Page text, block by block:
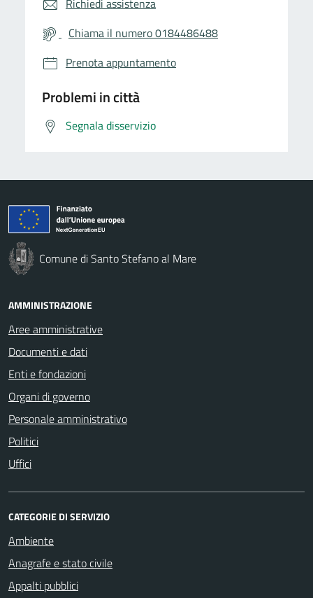
Chiama il numero 0184486488
Prenota appuntamento
Problemi in città
Segnala disservizio
Comune di Santo Stefano al Mare
AMMINISTRAZIONE
Aree amministrative
Documenti e dati
Enti e fondazioni
Organi di governo
Personale amministrativo
Politici
Uffici
CATEGORIE DI SERVIZIO
Ambiente
Anagrafe e stato civile
Appalti pubblici